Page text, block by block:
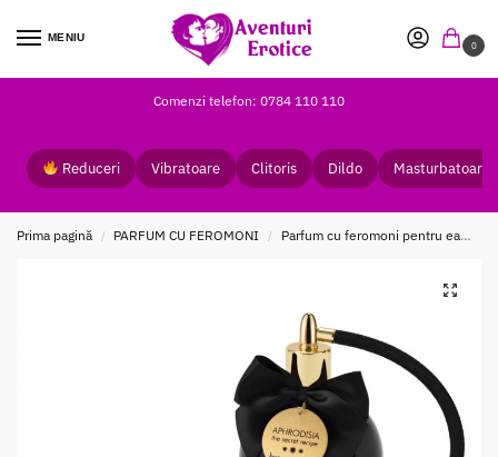
MENIU
0
Comenzi telefon: 0784 110 110
Reduceri Vibratoare Clitoris Dildo Masturbatoare
Prima pagină / PARFUM CU FEROMONI / Parfum cu feromoni pentru ea